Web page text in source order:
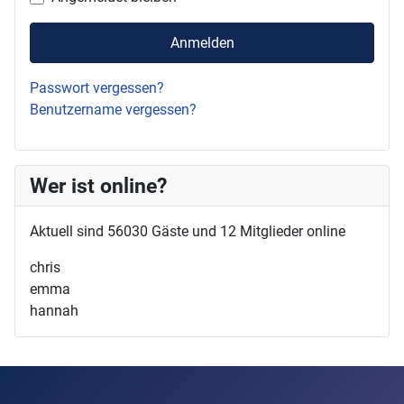
Eiskalter Morgen an der Drau
Winter im Bärental
Velden Neujahr
Gerlitzen 20
Matschacher Gupf
Sternberg
Emberger Alm
Herbstwanderung
Anmelden
Passwort vergessen?
Benutzername vergessen?
Wer ist online?
Aktuell sind 56030 Gäste und 12 Mitglieder online
chris
emma
hannah